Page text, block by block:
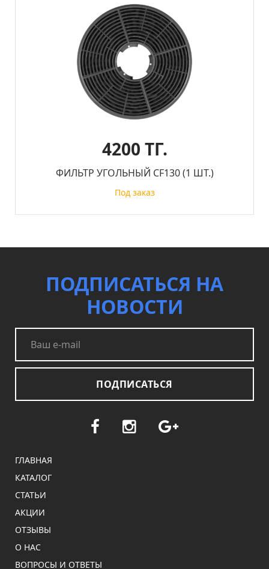
4200 ТГ.
ФИЛЬТР УГОЛЬНЫЙ CF130 (1 ШТ.)
Под заказ
ПОДПИСАТЬСЯ НА
НОВОСТИ
ПОДПИСАТЬСЯ
ГЛАВНАЯ
КАТАЛОГ
СТАТЬИ
АКЦИИ
ОТЗЫВЫ
О НАС
ВОПРОСЫ И ОТВЕТЫ